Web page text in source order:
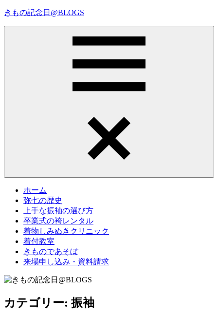
コ
きもの記念日@BLOGS
す。
ホーム
弥七の歴史
上手な振袖の選び方
卒業式の袴レンタル
着物しみぬきクリニック
着付教室
きものであそぼ
来場申し込み・資料請求
カテゴリー: 振袖